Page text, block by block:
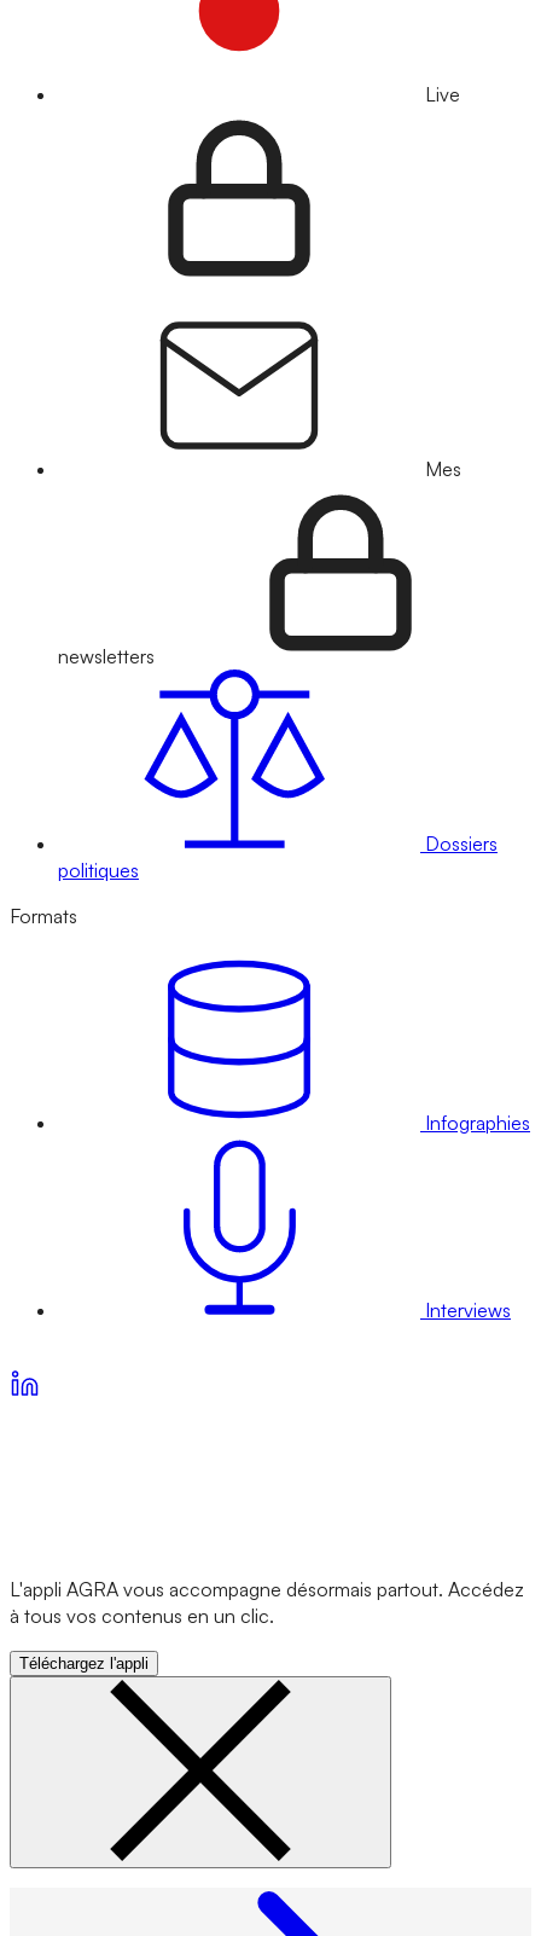
Live
Mes
newsletters
Dossiers
politiques
Formats
Infographies
Interviews
L'appli AGRA vous accompagne désormais partout. Accédez
à tous vos contenus en un clic.
Téléchargez l'appli